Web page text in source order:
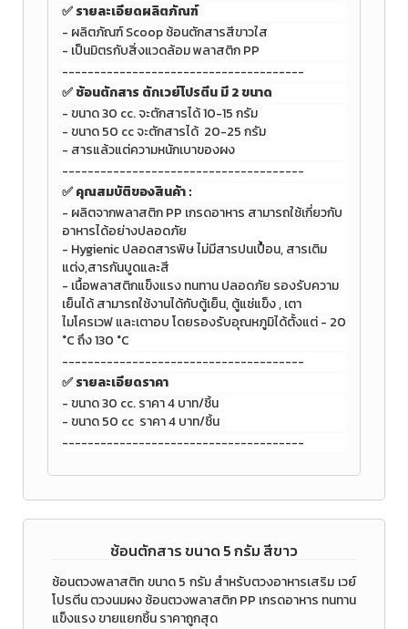
✅ รายละเอียดผลิตภัณฑ์
- ผลิตภัณฑ์ Scoop ช้อนตักสารสีขาวใส
- เป็นมิตรกับสิ่งแวดล้อม พลาสติก PP
--------------------------------------
✅ ช้อนตักสาร ตักเวย์โปรตีน มี 2 ขนาด
- ขนาด 30 cc. จะตักสารได้ 10-15 กรัม
- ขนาด 50 cc จะตักสารได้ 20-25 กรัม
- สารแล้วแต่ความหนักเบาของผง
--------------------------------------
✅คุณสมบัติของสินค้า :
- ผลิตจากพลาสติก PP เกรดอาหาร สามารถใช้เกี่ยวกับ
อาหารได้อย่างปลอดภัย
- Hygienic ปลอดสารพิษ ไม่มีสารปนเปื้อน, สารเติม
แต่ง,สารกันบูดและสี
- เนื้อพลาสติกแข็งแรง ทนทาน ปลอดภัย รองรับความ
เย็นได้สามารถใช้งานได้กับตู้เย็น, ตู้แช่แข็ง , เตา
ไมโครเวฟ และเตาอบ โดยรองรับอุณหภูมิได้ตั้งแต่ - 20
°C ถึง 130 °C
--------------------------------------
✅ รายละเอียดราคา
- ขนาด 30 cc. ราคา 4 บาท/ชิ้น
- ขนาด 50 cc ราคา 4 บาท/ชิ้น
--------------------------------------
ช้อนตักสาร ขนาด 5 กรัม สีขาว
ช้อนตวงพลาสติก ขนาด 5 กรัม สำหรับตวงอาหารเสริม เวย์
โปรตีน ตวงนมผง ช้อนตวงพลาสติก PP เกรดอาหาร ทนทาน
แข็งแรง ขายแยกชิ้น ราคาถูกสุด